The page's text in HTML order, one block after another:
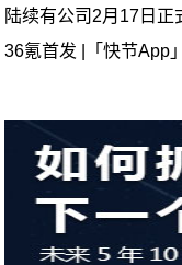
陆续有公司2月17日正
36氪首发 |「快节App